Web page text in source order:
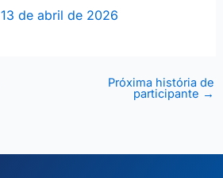
13 de abril de 2026
Próxima história de
participante →